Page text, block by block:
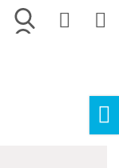
Merkliste